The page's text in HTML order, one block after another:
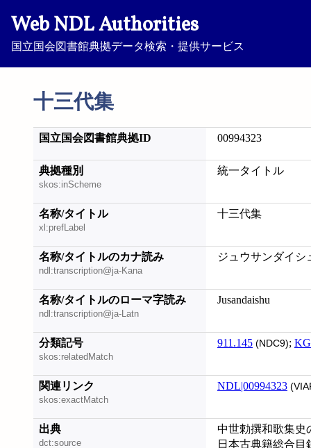
Web NDL Authorities
国立国会図書館典拠データ検索・提供サービス
十三代集
国立国会図書館典拠ID 00994323
典拠種別
skos:inScheme
統一タイトル
名称/タイトル
xl:prefLabel
十三代集
名称/タイトルのカナ読み
ndl:transcription@ja-Kana
ジュウサンダイシ
名称/タイトルのローマ字読み
ndl:transcription@ja-Latn
Jusandaishu
分類記号
skos:relatedMatch
911.145 (NDC9);
関連リンク
skos:exactMatch
NDL|00994323
出典
dct:source
中世勅撰和歌集史
日本古典籍総合目